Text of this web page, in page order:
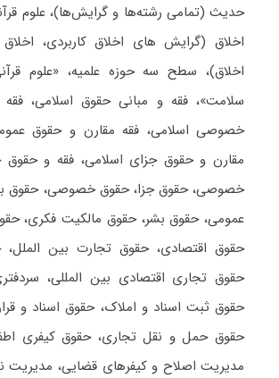
حدیث (تمامی رشته‌ها و گرایش‌ها)، علوم
اخلاق (گرایش های اخلاق کاربردی، اخلاق
اخلاق)، سطح سه حوزه علمیه، «علوم
سلامت»، فقه و مبانی حقوق اسلامی،
خصوصی اسلامی، فقه مقارن و حقوق
مقارن و حقوق جزای اسلامی، فقه و حقوق
خصوصی، حقوق جزا، حقوق خصوصی، حقوق
عمومی، حقوق بشر، حقوق مالکیت فکری،
حقوق اقتصادی، حقوق تجارت بین الملل،
حقوق تجاری اقتصادی بین المللی،
حقوق ثبت اسناد و املاک، حقوق اسناد و
حقوق حمل و نقل تجاری، حقوق کیفری
مدیریت اصلاح و کیفرهای قضایی، مدیریت